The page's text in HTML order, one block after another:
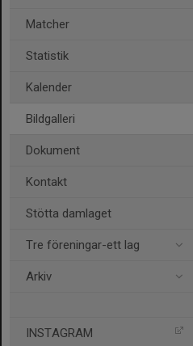
Matcher
Statistik
Kalender
Bildgalleri
Dokument
Kontakt
Stötta damlaget
Tre föreningar-ett lag
Arkiv
INSTAGRAM